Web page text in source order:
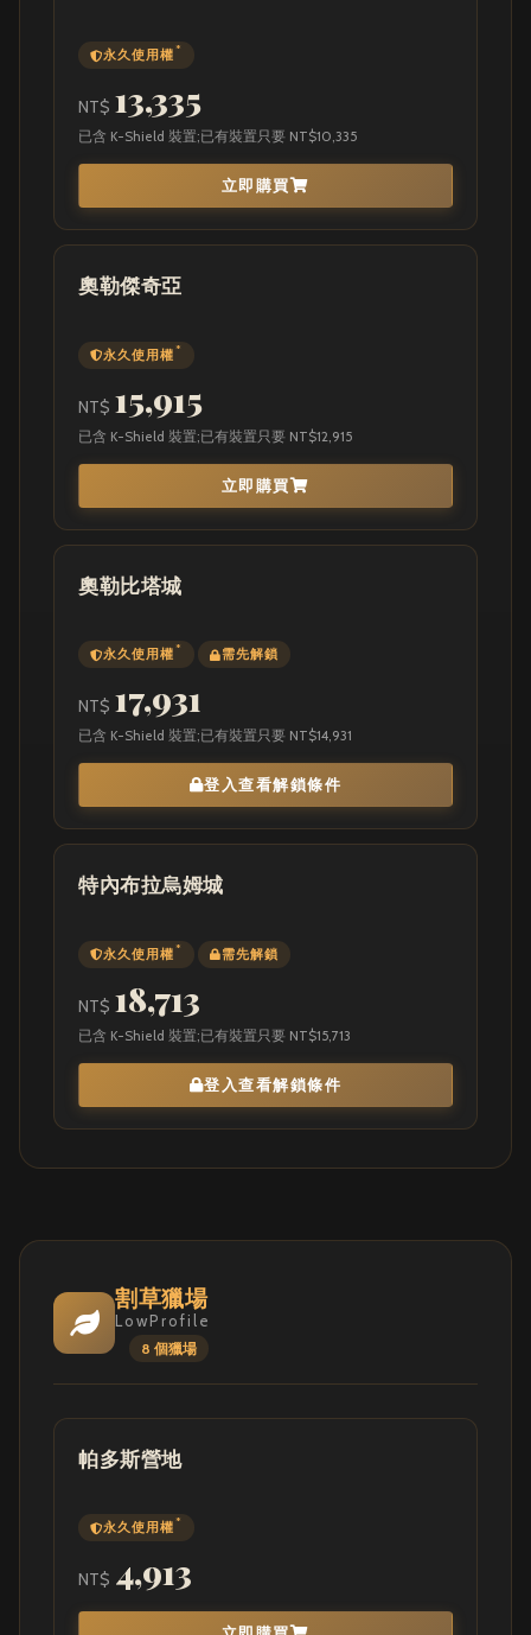
永久使用權*
NT$ 13,335
已含 K-Shield 裝置;已有裝置只要 NT$10,335
立即購買
奧勒傑奇亞
永久使用權*
NT$ 15,915
已含 K-Shield 裝置;已有裝置只要 NT$12,915
立即購買
奧勒比塔城
永久使用權* 需先解鎖
NT$ 17,931
已含 K-Shield 裝置;已有裝置只要 NT$14,931
登入查看解鎖條件
特內布拉烏姆城
永久使用權* 需先解鎖
NT$ 18,713
已含 K-Shield 裝置;已有裝置只要 NT$15,713
登入查看解鎖條件
割草獵場
LowProfile
8 個獵場
帕多斯營地
永久使用權*
NT$ 4,913